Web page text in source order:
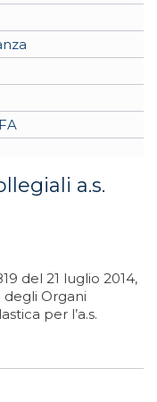
a.s.
del 21 luglio 2014,
Organi
per l’a.s.